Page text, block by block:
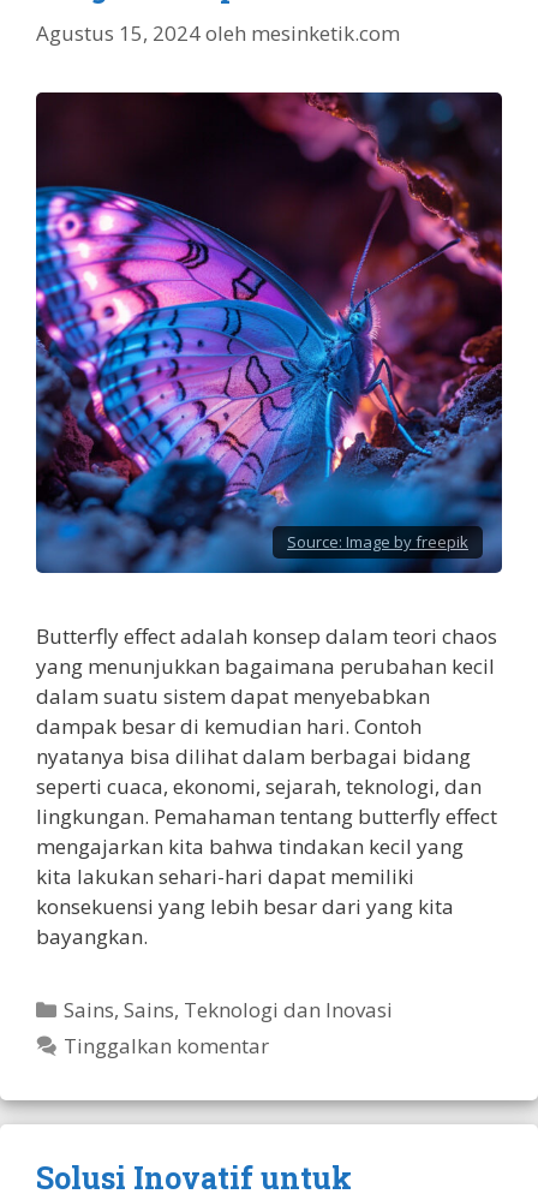
Agustus 15, 2024oleh mesinketik.com
Source: Image by freepik
Butterfly effect adalah konsep dalam teori chaos
yang menunjukkan bagaimana perubahan kecil
dalam suatu sistem dapat menyebabkan
dampak besar di kemudian hari. Contoh
nyatanya bisa dilihat dalam berbagai bidang
seperti cuaca, ekonomi, sejarah, teknologi, dan
lingkungan. Pemahaman tentang butterfly effect
mengajarkan kita bahwa tindakan kecil yang
kita lakukan sehari-hari dapat memiliki
konsekuensi yang lebih besar dari yang kita
bayangkan.
Kategori
Sains,Sains, Teknologi dan Inovasi
Tinggalkan komentar
Solusi Inovatif untuk